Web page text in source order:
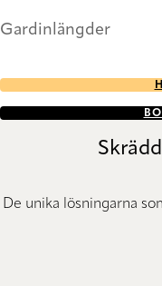
Gardinlängder
De unika lösningarna